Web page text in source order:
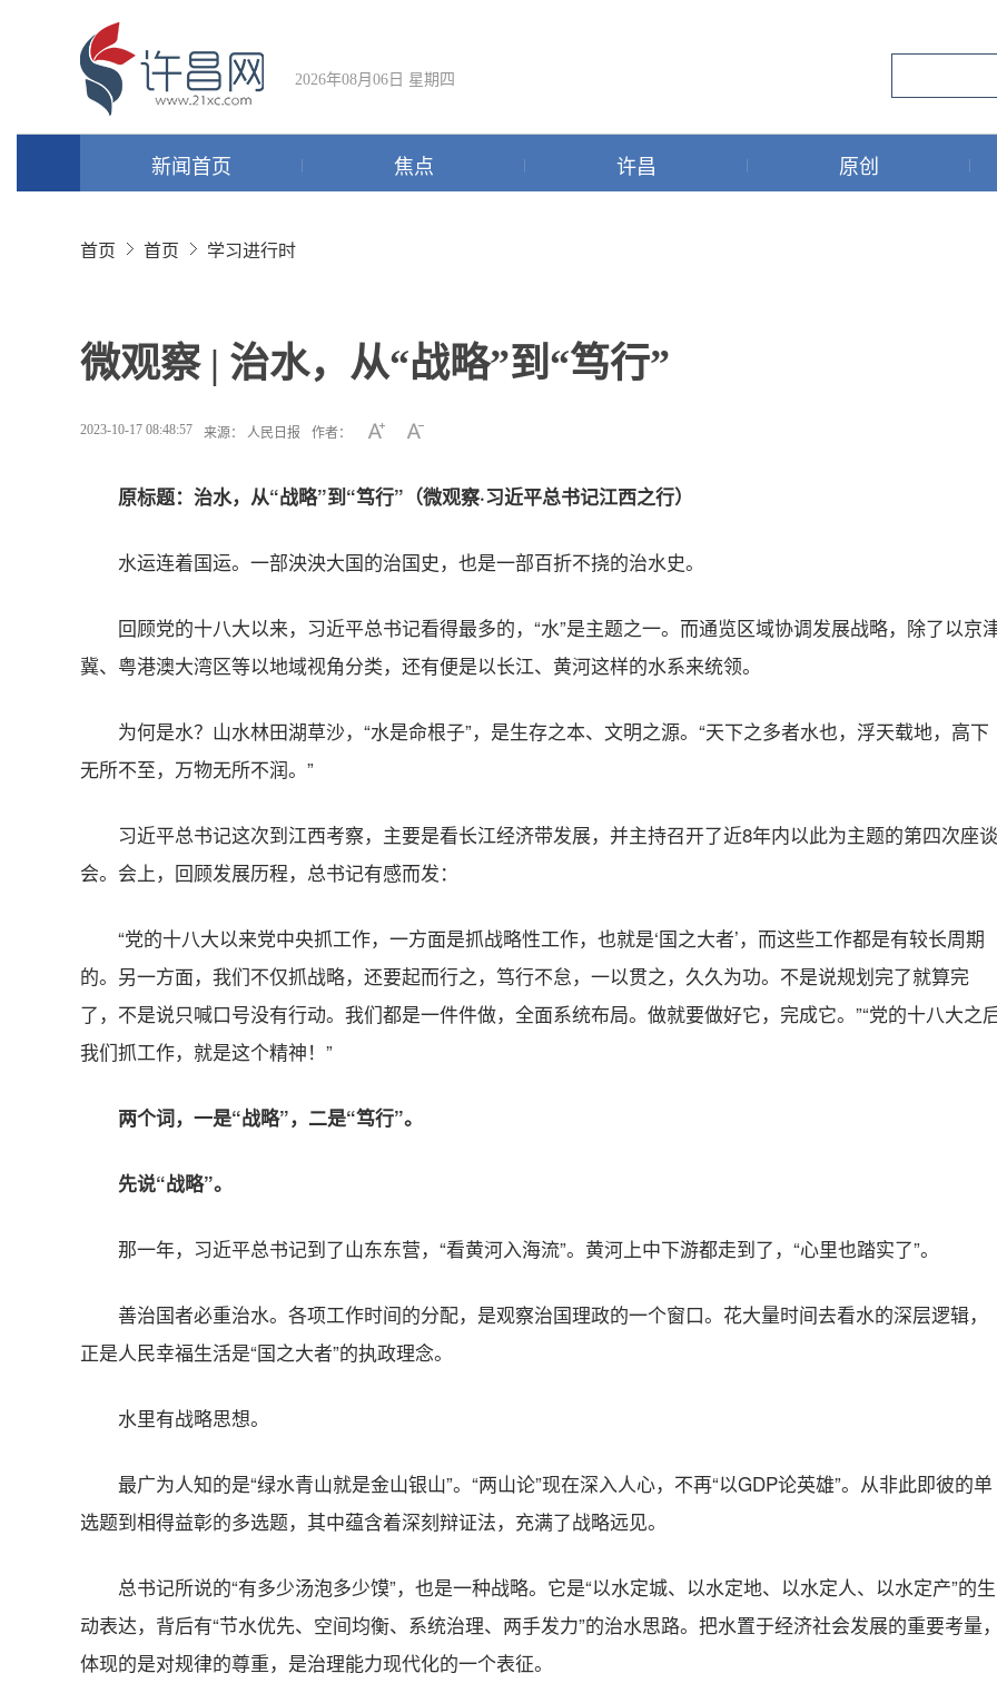
2026年08月06日 星期四
新闻首页 焦点 许昌 原创
首页 首页 学习进行时
微观察 | 治水，从“战略”到“笃行”
2023-10-17 08:48:57 来源： 人民日报 作者：
原标题：治水，从“战略”到“笃行”（微观察·习近平总书记江西之行）
水运连着国运。一部泱泱大国的治国史，也是一部百折不挠的治水史。
回顾党的十八大以来，习近平总书记看得最多的，“水”是主题之一。而通览区域协调发展战略，除了以京
冀、粤港澳大湾区等以地域视角分类，还有便是以长江、黄河这样的水系来统领。
为何是水？山水林田湖草沙，“水是命根子”，是生存之本、文明之源。“天下之多者水也，浮天载地，高下
无所不至，万物无所不润。”
习近平总书记这次到江西考察，主要是看长江经济带发展，并主持召开了近8年内以此为主题的第四次座谈
会。会上，回顾发展历程，总书记有感而发：
“党的十八大以来党中央抓工作，一方面是抓战略性工作，也就是‘国之大者’，而这些工作都是有较长周期
的。另一方面，我们不仅抓战略，还要起而行之，笃行不怠，一以贯之，久久为功。不是说规划完了就算完
了，不是说只喊口号没有行动。我们都是一件件做，全面系统布局。做就要做好它，完成它。”“党的十八大之
我们抓工作，就是这个精神！”
两个词，一是“战略”，二是“笃行”。
先说“战略”。
那一年，习近平总书记到了山东东营，“看黄河入海流”。黄河上中下游都走到了，“心里也踏实了”。
善治国者必重治水。各项工作时间的分配，是观察治国理政的一个窗口。花大量时间去看水的深层逻辑，
正是人民幸福生活是“国之大者”的执政理念。
水里有战略思想。
最广为人知的是“绿水青山就是金山银山”。“两山论”现在深入人心，不再“以GDP论英雄”。从非此即彼的单
选题到相得益彰的多选题，其中蕴含着深刻辩证法，充满了战略远见。
总书记所说的“有多少汤泡多少馍”，也是一种战略。它是“以水定城、以水定地、以水定人、以水定产”的生
动表达，背后有“节水优先、空间均衡、系统治理、两手发力”的治水思路。把水置于经济社会发展的重要考量，
体现的是对规律的尊重，是治理能力现代化的一个表征。